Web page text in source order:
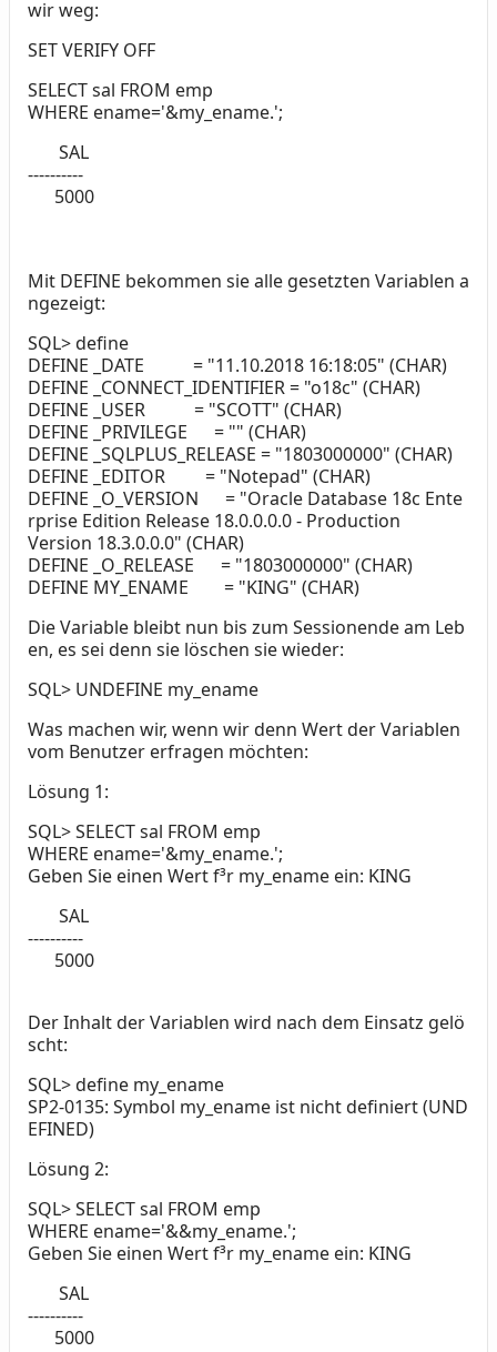
wir weg:
SET VERIFY OFF
SELECT sal FROM emp
WHERE ename='&my_ename.';
SAL
----------
5000
Mit DEFINE bekommen sie alle gesetzten Variablen a
ngezeigt:
SQL> define
DEFINE _DATE = "11.10.2018 16:18:05" (CHAR)
DEFINE _CONNECT_IDENTIFIER = "o18c" (CHAR)
DEFINE _USER = "SCOTT" (CHAR)
DEFINE _PRIVILEGE = "" (CHAR)
DEFINE _SQLPLUS_RELEASE = "1803000000" (CHAR)
DEFINE _EDITOR = "Notepad" (CHAR)
DEFINE _O_VERSION = "Oracle Database 18c Ente
rprise Edition Release 18.0.0.0.0 - Production
Version 18.3.0.0.0" (CHAR)
DEFINE _O_RELEASE = "1803000000" (CHAR)
DEFINE MY_ENAME = "KING" (CHAR)
Die Variable bleibt nun bis zum Sessionende am Leb
en, es sei denn sie löschen sie wieder:
SQL> UNDEFINE my_ename
Was machen wir, wenn wir denn Wert der Variablen
vom Benutzer erfragen möchten:
Lösung 1:
SQL> SELECT sal FROM emp
WHERE ename='&my_ename.';
Geben Sie einen Wert f³r my_ename ein: KING
SAL
----------
5000
Der Inhalt der Variablen wird nach dem Einsatz gelö
scht:
SQL> define my_ename
SP2-0135: Symbol my_ename ist nicht definiert (UND
EFINED)
Lösung 2:
SQL> SELECT sal FROM emp
WHERE ename='&&my_ename.';
Geben Sie einen Wert f³r my_ename ein: KING
SAL
----------
5000